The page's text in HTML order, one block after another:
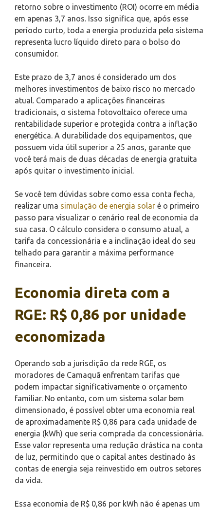
retorno sobre o investimento (ROI) ocorre em média
em apenas 3,7 anos. Isso significa que, após esse
período curto, toda a energia produzida pelo sistema
representa lucro líquido direto para o bolso do
consumidor.
Este prazo de 3,7 anos é considerado um dos
melhores investimentos de baixo risco no mercado
atual. Comparado a aplicações financeiras
tradicionais, o sistema fotovoltaico oferece uma
rentabilidade superior e protegida contra a inflação
energética. A durabilidade dos equipamentos, que
possuem vida útil superior a 25 anos, garante que
você terá mais de duas décadas de energia gratuita
após quitar o investimento inicial.
Se você tem dúvidas sobre como essa conta fecha,
realizar uma simulação de energia solar é o primeiro
passo para visualizar o cenário real de economia da
sua casa. O cálculo considera o consumo atual, a
tarifa da concessionária e a inclinação ideal do seu
telhado para garantir a máxima performance
financeira.
Economia direta com a
RGE: R$ 0,86 por unidade
economizada
Operando sob a jurisdição da rede RGE, os
moradores de Camaquã enfrentam tarifas que
podem impactar significativamente o orçamento
familiar. No entanto, com um sistema solar bem
dimensionado, é possível obter uma economia real
de aproximadamente R$ 0,86 para cada unidade de
energia (kWh) que seria comprada da concessionária.
Esse valor representa uma redução drástica na conta
de luz, permitindo que o capital antes destinado às
contas de energia seja reinvestido em outros setores
da vida.
Essa economia de R$ 0,86 por kWh não é apenas um